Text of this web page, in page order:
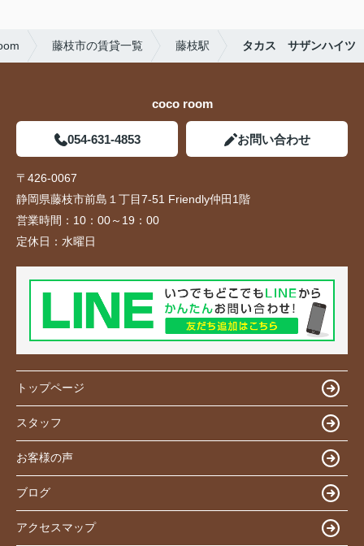
藤枝市の賃貸一覧 藤枝駅 タカス サザンハイツ
coco room
054-631-4853 お問い合わせ
〒426-0067
静岡県藤枝市前島１丁目7-51 Friendly仲田1階
営業時間： 10：00～19：00
定休日： 水曜日
トップページ
スタッフ
お客様の声
ブログ
アクセスマップ